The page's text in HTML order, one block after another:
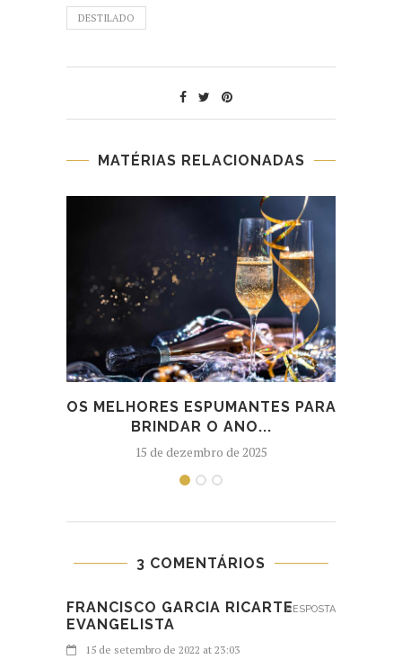
DESTILADO
MATÉRIAS RELACIONADAS
OS MELHORES ESPUMANTES PARA
BRINDAR O ANO...
15 de dezembro de 2025
3 COMENTÁRIOS
FRANCISCO GARCIA RICARTE
EVANGELISTA
15 de setembro de 2022 at 23:03
RESPOSTA